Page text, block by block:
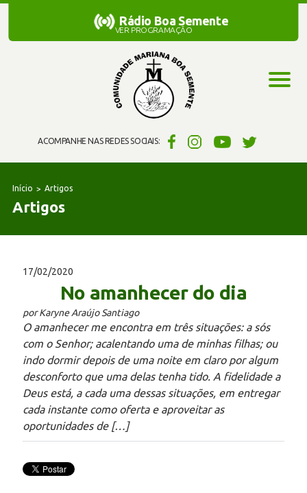
ACOMPANHE NAS REDES SOCIAIS:
Rádio Boa Semente
Rádio Boa Semente
VER PROGRAMAÇÃO
Início Artigos
Artigos
17/02/2020
No amanhecer do dia
por Karyne Araújo Santiago
O amanhecer me encontra em três situações: a sós
com o Senhor; acalentando uma de minhas filhas; ou
indo dormir depois de uma noite em claro por algum
desconforto que uma delas tenha tido. A fidelidade a
Deus está, a cada uma dessas situações, em entregar
cada instante como oferta e aproveitar as
oportunidades de […]